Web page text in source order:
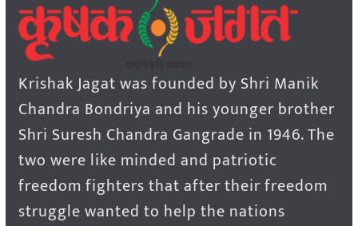
Krishak Jagat was founded by Shri Manik
Chandra Bondriya and his younger brother
Shri Suresh Chandra Gangrade in 1946. The
two were like minded and patriotic
freedom fighters that after their freedom
struggle wanted to help the nations